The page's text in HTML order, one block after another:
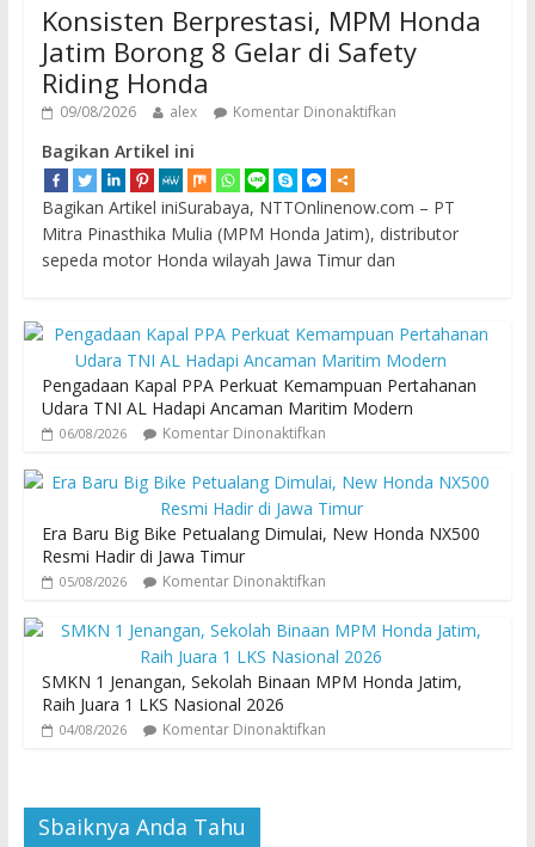
Konsisten Berprestasi, MPM Honda
Jatim Borong 8 Gelar di Safety
Riding Honda
09/08/2026 alex Komentar Dinonaktifkan
Bagikan Artikel ini
Bagikan Artikel iniSurabaya, NTTOnlinenow.com – PT
Mitra Pinasthika Mulia (MPM Honda Jatim), distributor
sepeda motor Honda wilayah Jawa Timur dan
Pengadaan Kapal PPA Perkuat Kemampuan Pertahanan
Udara TNI AL Hadapi Ancaman Maritim Modern
06/08/2026 Komentar Dinonaktifkan
Era Baru Big Bike Petualang Dimulai, New Honda NX500
Resmi Hadir di Jawa Timur
05/08/2026 Komentar Dinonaktifkan
SMKN 1 Jenangan, Sekolah Binaan MPM Honda Jatim,
Raih Juara 1 LKS Nasional 2026
04/08/2026 Komentar Dinonaktifkan
Sbaiknya Anda Tahu